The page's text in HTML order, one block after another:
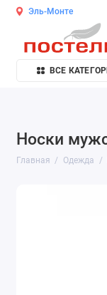
Эль-Монте
ВСЕ
Носки
Главная Одежда